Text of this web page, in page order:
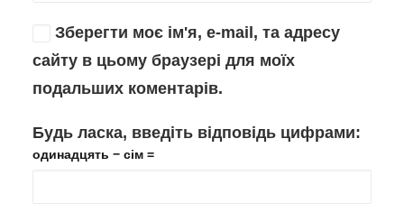
Зберегти моє ім'я, e-mail, та адресу
сайту в цьому браузері для моїх
подальших коментарів.
Будь ласка, введіть відповідь цифрами:
одинадцять − сім =